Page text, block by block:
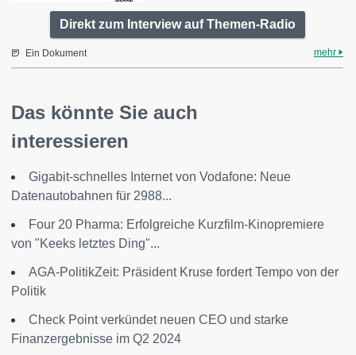
Direkt zum Interview auf Themen-Radio
Ein Dokument mehr
Das könnte Sie auch
interessieren
Gigabit-schnelles Internet von Vodafone: Neue
Datenautobahnen für 2988...
Four 20 Pharma: Erfolgreiche Kurzfilm-Kinopremiere
von "Keeks letztes Ding"...
AGA-PolitikZeit: Präsident Kruse fordert Tempo von der
Politik
Check Point verkündet neuen CEO und starke
Finanzergebnisse im Q2 2024